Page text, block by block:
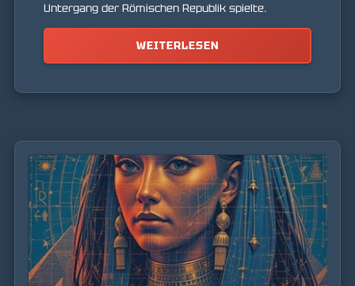
Untergang der Römischen Republik spielte.
WEITERLESEN